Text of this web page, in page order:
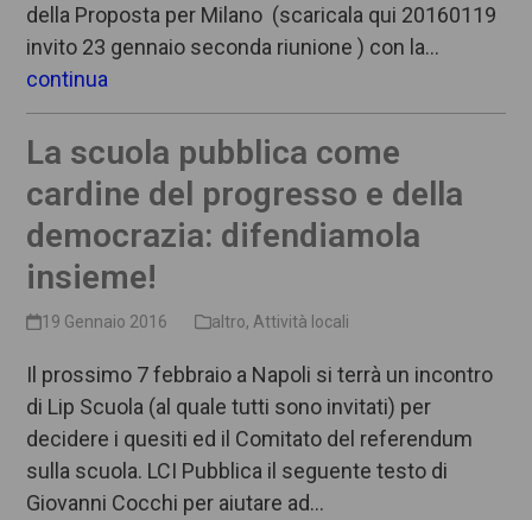
della Proposta per Milano (scaricala qui 20160119
invito 23 gennaio seconda riunione ) con la…
continua
La scuola pubblica come
cardine del progresso e della
democrazia: difendiamola
insieme!
19 Gennaio 2016 altro, Attività locali
Il prossimo 7 febbraio a Napoli si terrà un incontro
di Lip Scuola (al quale tutti sono invitati) per
decidere i quesiti ed il Comitato del referendum
sulla scuola. LCI Pubblica il seguente testo di
Giovanni Cocchi per aiutare ad…